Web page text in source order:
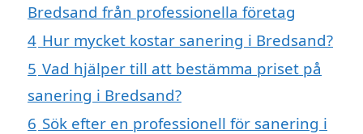
Bredsand från professionella företag
4 Hur mycket kostar sanering i Bredsand?
5 Vad hjälper till att bestämma priset på
sanering i Bredsand?
6 Sök efter en professionell för sanering i